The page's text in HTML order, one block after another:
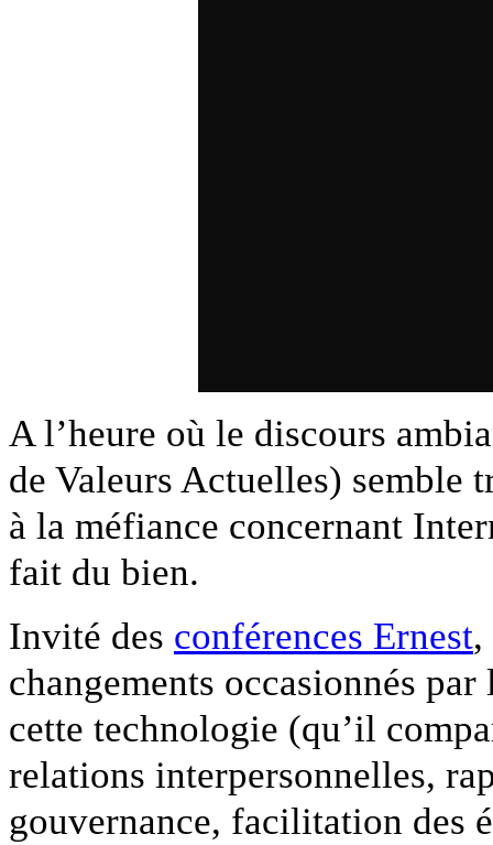
A l’heure où le discours
de Valeurs Actuelles) semble
à la méfiance concernant
fait du bien.
Invité des conférences Ernest
changements occasionnés
cette technologie (qu’il
relations interpersonnelles,
gouvernance, facilitation des